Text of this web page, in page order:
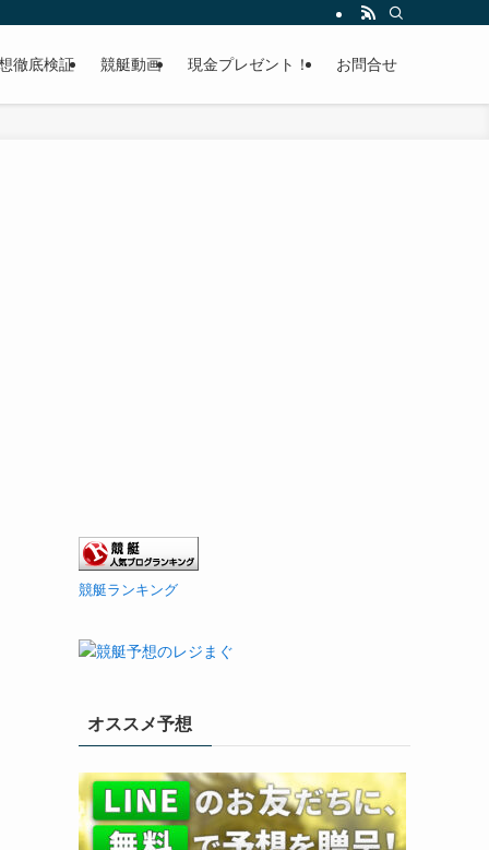
徹底検証 競艇動画 現金プレゼント！ お問合せ
競艇ランキング
オススメ予想